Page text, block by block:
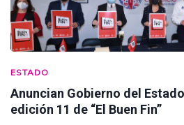
ESTADO
Anuncian Gobierno del
edición 11 de “El Buen Fin”